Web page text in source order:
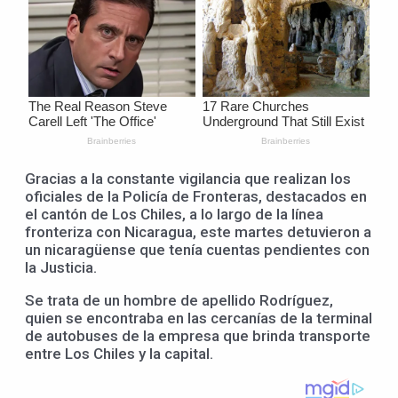
Gracias a la constante vigilancia que realizan los
oficiales de la Policía de Fronteras, destacados en
el cantón de Los Chiles, a lo largo de la línea
fronteriza con Nicaragua, este martes detuvieron a
un nicaragüense que tenía cuentas pendientes con
la Justicia.
Se trata de un hombre de apellido Rodríguez,
quien se encontraba en las cercanías de la terminal
de autobuses de la empresa que brinda transporte
entre Los Chiles y la capital.